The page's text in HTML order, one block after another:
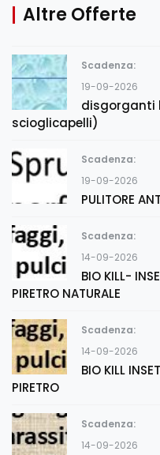
Altre Offerte
Scadenza:
19-09-2026
disgorganti
scioglicapelli)
Scadenza:
19-09-2026
PULITORE
Scadenza:
14-09-2026
BIO KILL-
PIRETRO NATURALE
Scadenza:
14-09-2026
BIO KILL
PIRETRO
Scadenza:
14-09-2026